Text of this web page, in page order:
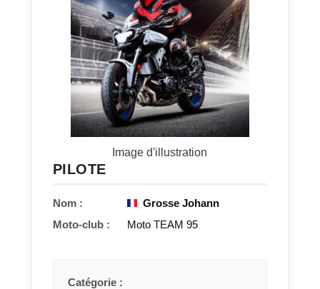
Image d'illustration
PILOTE
Nom :
Grosse Johann
Moto-club :
Moto TEAM 95
Catégorie :